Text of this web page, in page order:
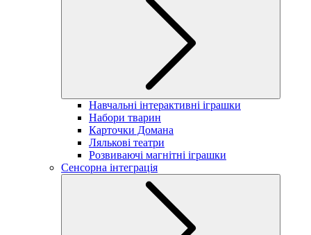
Навчальні інтерактивні іграшки
Набори тварин
Карточки Домана
Лялькові театри
Розвиваючі магнітні іграшки
Сенсорна інтеграція